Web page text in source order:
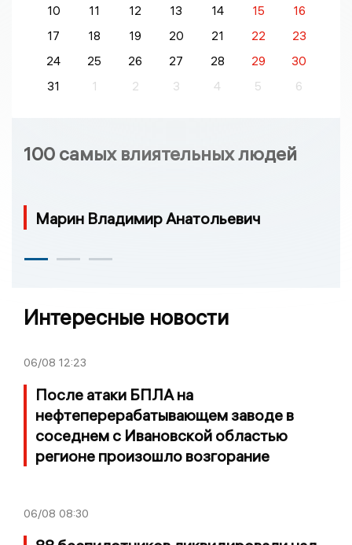
10
11 12 13 14 15
16
17
18 19 20 21 22
23
24
25 26 27 28 29
30
31
1 2 3 4 5 6
100 самых влиятельных людей
Марин Владимир Анатольевич
Интересные новости
06/08 12:23
После атаки БПЛА на
нефтеперерабатывающем заводе в
соседнем с Ивановской областью
регионе произошло возгорание
06/08 08:30